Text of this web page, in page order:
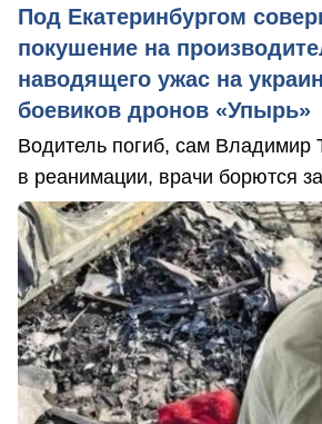
Под Екатеринбургом
покушение на
наводящего ужас на
боевиков дронов «Упырь»
Водитель погиб, сам Владимир
в реанимации, врачи борются